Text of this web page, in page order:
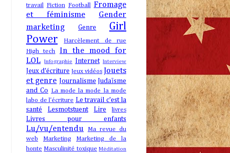
travail Fiction Football Fromage
et féminisme
Gender
marketing
Genre
Girl
Power
Harcèlement de rue
High tech
In the mood for
LOL
Infographie Internet Interview
Jeux d'écriture Jeux vidéos Jouets
et genre
Journalisme
Judaïsme
and Co
La mode la mode la mode
labo de l'écriture Le travail c'est la
santé
Lesmotstuent Lire livres
Livres pour enfants
Lu/vu/entendu
Ma revue du
web
Marketing
Marketing de la
honte Masculinité toxique Méditation